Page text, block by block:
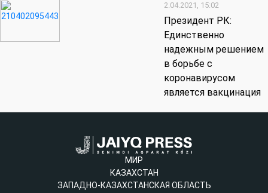
2.04.2021, 15:02
Президент РК:
Единственно
надежным решением
в борьбе с
коронавирусом
является вакцинация
МИР
КАЗАХСТАН
ЗАПАДНО-КАЗАХСТАНСКАЯ ОБЛАСТЬ